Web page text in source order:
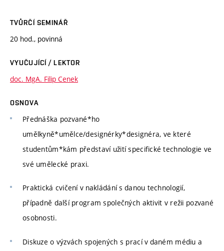
TVŮRČÍ SEMINÁŘ
20 hod., povinná
VYUČUJÍCÍ / LEKTOR
doc. MgA. Filip Cenek
OSNOVA
Přednáška pozvané*ho
umělkyně*umělce/designérky*designéra, ve které
studentům*kám představí užití specifické technologie ve
své umělecké praxi.
Praktická cvičení v nakládání s danou technologií,
případně další program společných aktivit v režii pozvané
osobnosti.
Diskuze o výzvách spojených s prací v daném médiu a